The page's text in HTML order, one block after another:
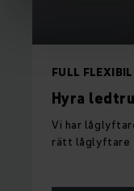
FULL
Hyra
Vi har
rätt låglyftare